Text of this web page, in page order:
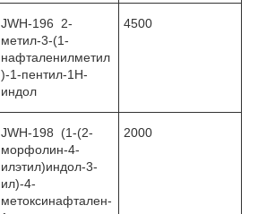
JWH-196 2-
метил-3-(1-
нафталенилметил
)-1-пентил-1H-
индол
4500
JWH-198 (1-(2-
морфолин-4-
илэтил)индол-3-
ил)-4-
метоксинафтален-
2000